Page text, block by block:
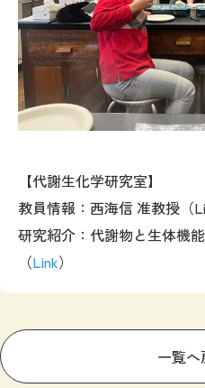
【代謝生化学研究室】
教員情報：西海信 准教授（
研究紹介：代謝物と生体機
（Link）
一覧へ